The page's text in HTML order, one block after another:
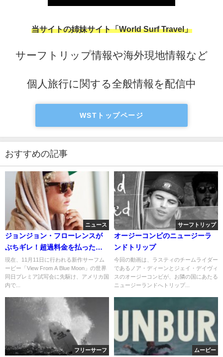
当サイトの姉妹サイト「World Surf Travel」
サーフトリップ情報や海外現地情報など
個人旅行に関する全般情報を配信中
WSTトップページ
おすすめの記事
ニュース
ジョンジョン・フローレンスが
ぶちギレ！超過料金を払ったボ
ードケースがボコボコに
現在、11月11日に行われる新作サーフム
ービー「View From A Blue Moon」の世界
同日プレミア試写会に先駆け、アメリカ国
内で...
サーフトリップ
オージーコンビのニュージーラ
ンドトリップ
今回の動画は、ラスティのチームライダー
であるノア・ディーンとジェイ・デイヴィ
スのオージーコンビが、お隣の国にあたる
ニュージーランドへトリップ...
フリーサーフ ムービー